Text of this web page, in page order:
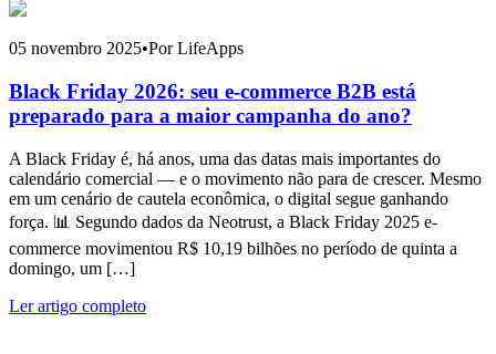
05 novembro 2025•Por LifeApps
Black Friday 2026: seu e-commerce B2B está
preparado para a maior campanha do ano?
A Black Friday é, há anos, uma das datas mais importantes do
calendário comercial — e o movimento não para de crescer. Mesmo
em um cenário de cautela econômica, o digital segue ganhando
força. 📊 Segundo dados da Neotrust, a Black Friday 2025 e-
commerce movimentou R$ 10,19 bilhões no período de quinta a
domingo, um […]
Ler artigo completo